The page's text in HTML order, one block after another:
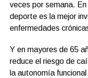
veces por semana.
deporte es la mejor
enfermedades
Y en mayores de 65
reduce el riesgo de
la autonomía